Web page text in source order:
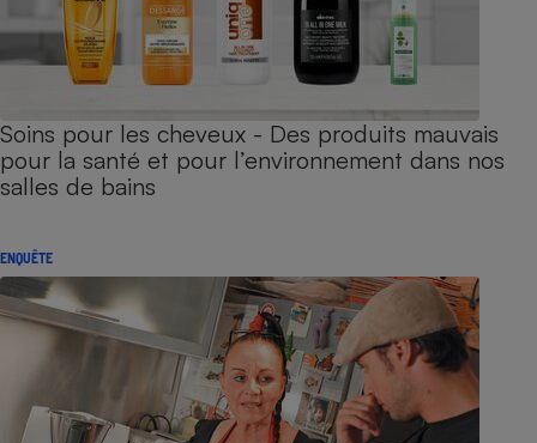
Soins pour les cheveux - Des produits mauvais
pour la santé et pour l’environnement dans nos
salles de bains
ENQUÊTE